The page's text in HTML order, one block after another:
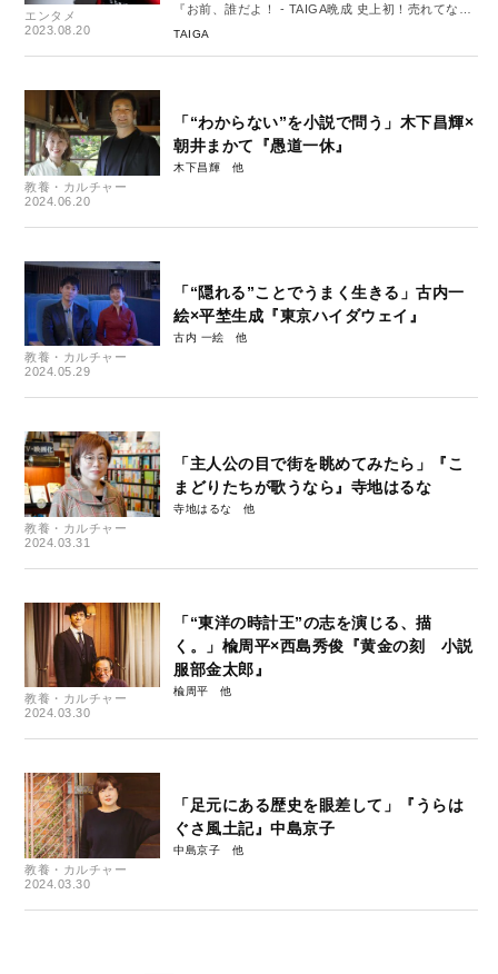
エンタメ
2023.08.20
『お前、誰だよ！ - TAIGA晩成 史上初！売れてない
芸人自伝』#3
TAIGA
教養・カルチャー
2024.06.20
「“わからない”を小説で問う」木下昌輝×
朝井まかて『愚道一休』
木下昌輝
教養・カルチャー
2024.05.29
「“隠れる”ことでうまく生きる」古内一
絵×平埜生成『東京ハイダウェイ』
古内 一絵
教養・カルチャー
2024.03.31
「主人公の目で街を眺めてみたら」『こ
まどりたちが歌うなら』寺地はるな
寺地はるな
教養・カルチャー
2024.03.30
「“東洋の時計王”の志を演じる、描
く。」楡周平×西島秀俊『黄金の刻 小説
服部金太郎』
楡周平
教養・カルチャー
2024.03.30
「足元にある歴史を眼差して」『うらは
ぐさ風土記』中島京子
中島京子